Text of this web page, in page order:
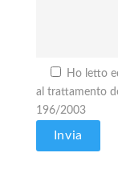
Ho letto
al trattamento
196/2003